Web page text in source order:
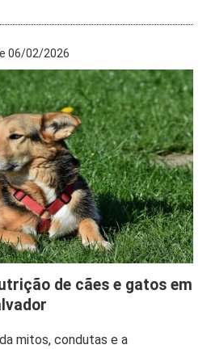
06/02/2026
de cães e gatos em
mitos, condutas e a